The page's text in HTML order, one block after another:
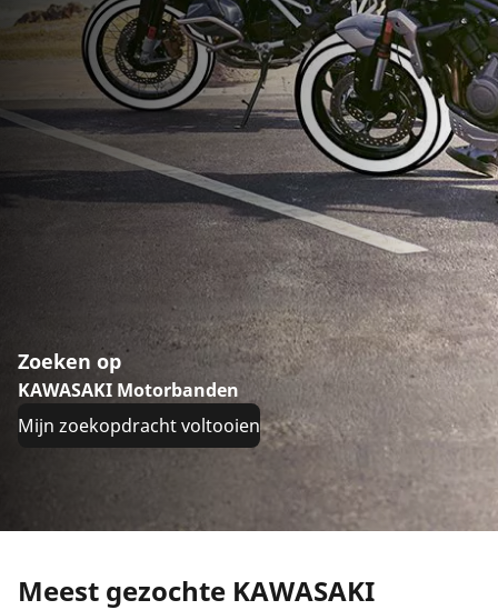
Zoeken op
KAWASAKI Motorbanden
Mijn zoekopdracht voltooien
Meest gezochte KAWASAKI